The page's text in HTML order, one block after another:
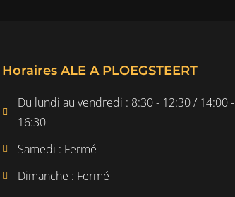
Horaires ALE A PLOEGSTEERT
Du lundi au vendredi : 8:30 - 12:30 / 14:00 -
16:30
Samedi : Fermé
Dimanche : Fermé